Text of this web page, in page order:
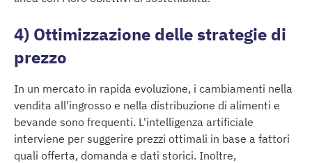
4) Ottimizzazione delle strategie di
prezzo
In un mercato in rapida evoluzione, i cambiamenti nella
vendita all'ingrosso e nella distribuzione di alimenti e
bevande sono frequenti. L'intelligenza artificiale
interviene per suggerire prezzi ottimali in base a fattori
quali offerta, domanda e dati storici. Inoltre,